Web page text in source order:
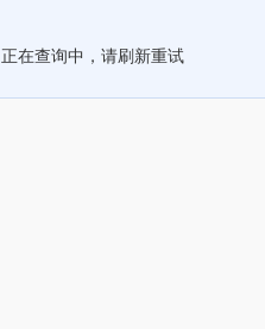
正在查询中，请刷新重试